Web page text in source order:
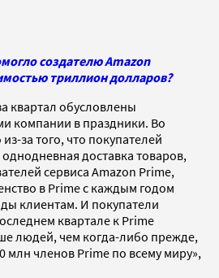
создателю Amazon
триллион долларов?
квартал обусловлены
компании в праздники. Во
за того, что покупателей
доставка товаров,
сервиса Amazon Prime,
в Prime с каждым годом
клиентам. И покупатели
квартале к Prime
людей, чем когда-либо прежде,
млн членов Prime по всему миру»,